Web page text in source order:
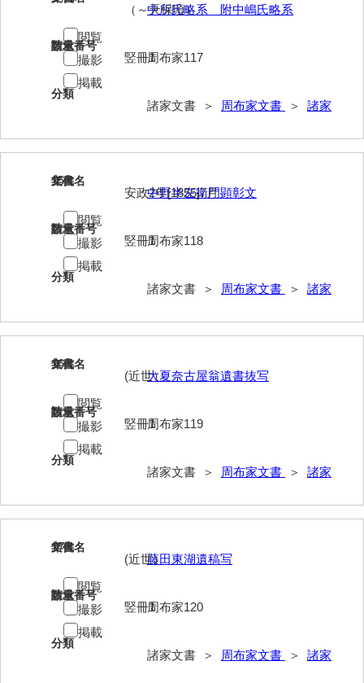
桂家文書（防府市）
桂家文書（宇部市1）
桂家文書（下関市長府）
金津家文書
金谷家文書
金子家文書
兼田家文書
上矢田井手文書
嘉村家文書
亀田家文書
河北家文書
河崎家文書（旧神代村）
河田家文書
河野家文書（美祢市）
河野英男収集資料
中所氏略系 附中嶋氏略系
請求番号
周布家117
分類
諸家文書 ＞ 周布家文書 ＞ 諸家
（～天保頃）
数量
竪冊1
閲覧
撮影
掲載
15
文書名
中野半左衛門顕彰文
請求番号
周布家118
分類
諸家文書 ＞ 周布家文書 ＞ 諸家
年代
安政2年[1855]7月
数量
竪冊1
閲覧
撮影
掲載
16
文書名
大夏奈古屋翁遺書抜写
請求番号
周布家119
分類
諸家文書 ＞ 周布家文書 ＞ 諸家
年代
(近世）
数量
竪冊1
閲覧
撮影
掲載
17
文書名
藤田東湖遺稿写
請求番号
周布家120
分類
諸家文書 ＞ 周布家文書 ＞ 諸家
年代
(近世）
数量
竪冊1
閲覧
撮影
掲載